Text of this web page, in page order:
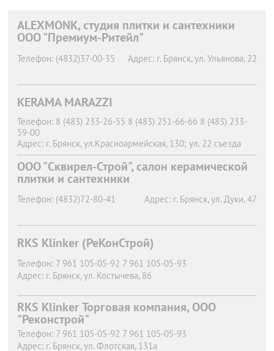
ALEXMONK, студия плитки и сантехники
ООО "Премиум-Ритейл"
Телефон: (4832)37-00-35 Адрес: г. Брянск, ул. Ульянова, 22
KERAMA MARAZZI
Телефон: 8 (483) 233-26-55 8 (483) 251-66-66 8 (483) 233-
59-00
Адрес: г. Брянск, ул.Красноармейская, 130; ул. 22 съезда
КПСС, 2;пр-д Московский, 10А
OOO "Сквирел-Строй", салон керамической
плитки и сантехники
Телефон: (4832)72-80-41 Адрес: г. Брянск, ул. Дуки, 47
RKS Klinker (РеКонСтрой)
Телефон: 7 961 105-05-92 7 961 105-05-93
Адрес: г. Брянск, ул. Костычева, 86
RKS Klinker Торговая компания, ООО
"Реконстрой"
Телефон: 7 961 105-05-92 7 961 105-05-93
Адрес: г. Брянск, ул. Флотская, 131а